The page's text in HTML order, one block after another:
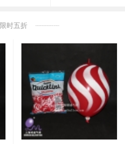
限时五折